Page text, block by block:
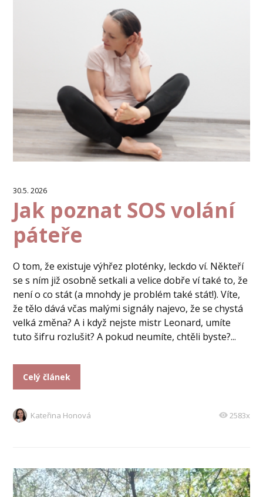
30.5. 2026
Jak poznat SOS volání
páteře
O tom, že existuje výhřez ploténky, leckdo ví. Někteří
se s ním již osobně setkali a velice dobře ví také to, že
není o co stát (a mnohdy je problém také stát!). Víte,
že tělo dává včas malými signály najevo, že se chystá
velká změna? A i když nejste mistr Leonard, umíte
tuto šifru rozlušit? A pokud neumíte, chtěli byste?...
Celý článek
Kateřina Honová 2583x